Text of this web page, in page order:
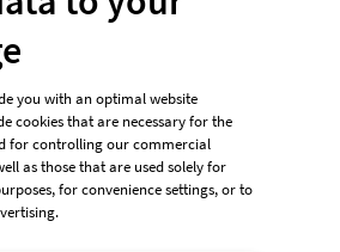
you with an optimal website
cookies that are necessary for the
for controlling our commercial
as those that are used solely for
for convenience settings, or to